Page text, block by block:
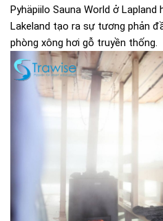
Pyhäpiilo Sauna World ở
Lakeland tạo ra sự tương phản
phòng xông hơi gỗ truyền thống.